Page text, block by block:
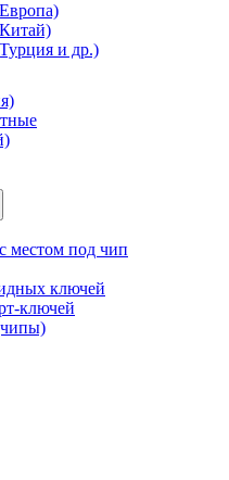
и др.)
местом под чип
ключей
ключей